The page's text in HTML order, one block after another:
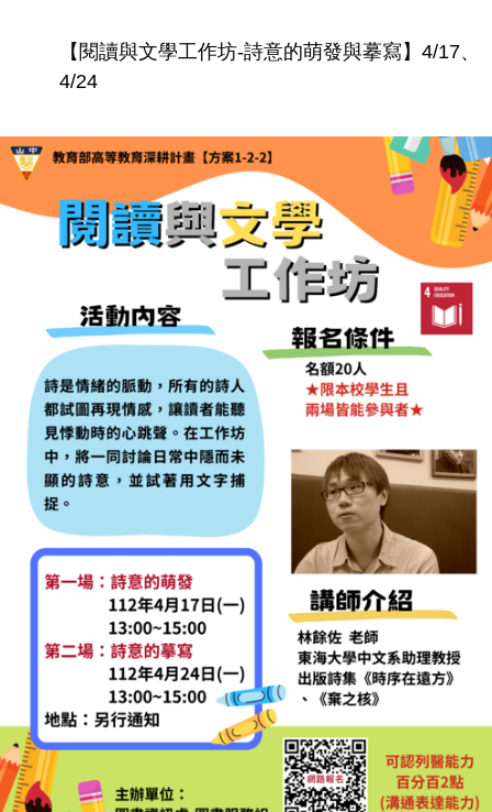
【閱讀與文學工作坊-詩意的萌發與摹寫】4/17、
4/24